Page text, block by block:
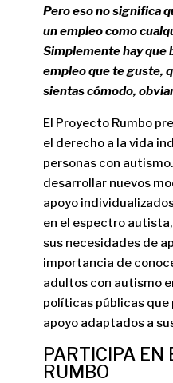
Pero eso no significa
un empleo como
Simplemente hay que
empleo que te guste,
sientas cómodo,
El Proyecto Rumbo
el derecho a la vida
personas con
desarrollar nuevos
apoyo
en el espectro
sus necesidades de
importancia de
adultos con autismo
políticas públicas que
apoyo adaptados a
PARTICIPA EN
RUMBO